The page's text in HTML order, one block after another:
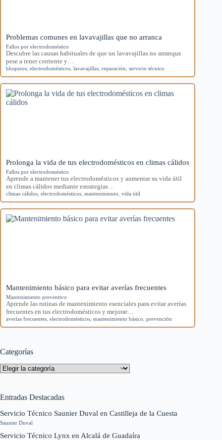
Problemas comunes en lavavajillas que no arranca
Fallos por electrodoméstico
Descubre las causas habituales de que un lavavajillas no arranque
pese a tener corriente y…
bloqueos electrodomésticos lavavajillas reparación servicio técnico
Prolonga la vida de tus electrodomésticos en climas cálidos
Fallos por electrodoméstico
Aprende a mantener tus electrodomésticos y aumentar su vida útil
en climas cálidos mediante estrategias…
climas cálidos electrodomésticos mantenimiento vida útil
Mantenimiento básico para evitar averías frecuentes
Mantenimiento preventivo
Aprende las rutinas de mantenimiento esenciales para evitar averías
frecuentes en tus electrodomésticos y mejorar…
averías frecuentes electrodomésticos mantenimiento básico prevención
Categorías
Categorías
Entradas Destacadas
Servicio Técnico Saunier Duval en Castilleja de la Cuesta
Saunier Duval
Servicio Técnico Lynx en Alcalá de Guadaíra